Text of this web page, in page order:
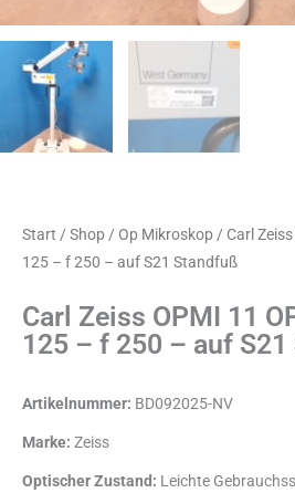
Start / Shop / Op Mikroskop / Carl
125 – f 250 – auf S21 Standfuß
Carl Zeiss OPMI 11
125 – f 250 – auf
Artikelnummer: BD092025-NV
Marke: Zeiss
Optischer Zustand: Leichte